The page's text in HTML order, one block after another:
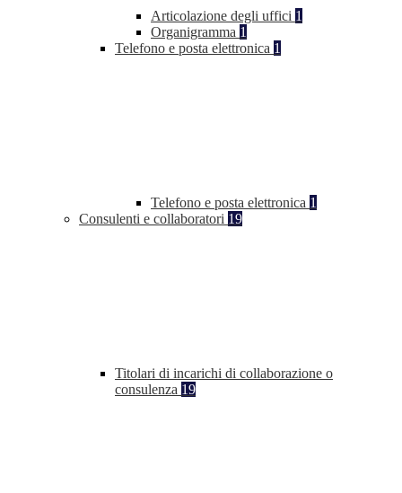
Articolazione degli uffici 1
Organigramma 1
Telefono e posta elettronica 1
Telefono e posta elettronica 1
Consulenti e collaboratori 19
Titolari di incarichi di collaborazione o
consulenza 19